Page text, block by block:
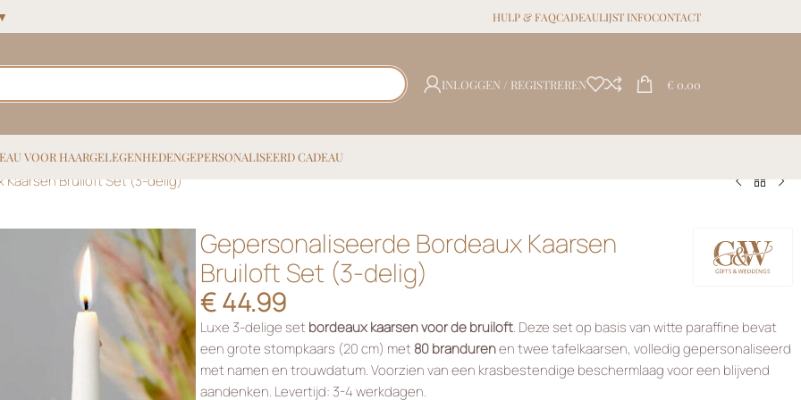
HULP & FAQCADEAULIJST INFOCONTACT
INLOGGEN / REGISTREREN € 0.00
VOOR HAARGELEGENHEDENGEPERSONALISEERD CADEAU
Bruiloft Set (3-delig)
Gepersonaliseerde Bordeaux Kaarsen
Bruiloft Set (3-delig)
€44.99
Luxe 3-delige set bordeaux kaarsen voor de bruiloft. Deze set op basis van witte paraffine bevat
een grote stompkaars (20 cm) met 80 brandurenen twee tafelkaarsen, volledig gepersonaliseerd
met namen en trouwdatum. Voorzien van een krasbestendige beschermlaag voor een blijvend
aandenken. Levertijd: 3-4 werkdagen.